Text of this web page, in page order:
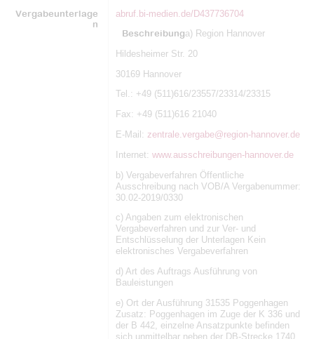
Vergabeunterlage
n
abruf.bi-medien.de/D437736704
Beschreibunga) Region Hannover
Hildesheimer Str. 20
30169 Hannover
Tel.: +49 (511)616/23557/23314/23315
Fax: +49 (511)616 21040
E-Mail: zentrale.vergabe@region-hannover.de
Internet: www.ausschreibungen-hannover.de
b) Vergabeverfahren Öffentliche
Ausschreibung nach VOB/A Vergabenummer:
30.02-2019/0330
c) Angaben zum elektronischen
Vergabeverfahren und zur Ver- und
Entschlüsselung der Unterlagen Kein
elektronisches Vergabeverfahren
d) Art des Auftrags Ausführung von
Bauleistungen
e) Ort der Ausführung 31535 Poggenhagen
Zusatz: Poggenhagen im Zuge der K 336 und
der B 442, einzelne Ansatzpunkte befinden
sich unmittelbar neben der DB-Strecke 1740